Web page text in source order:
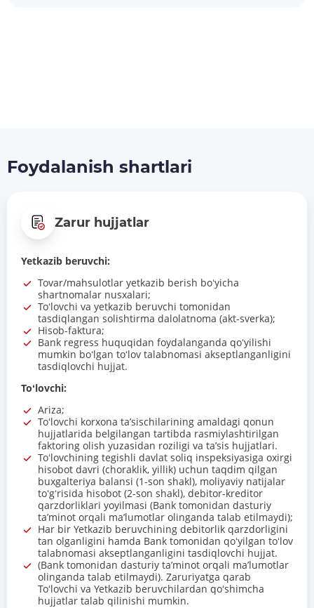
Foydalanish shartlari
Zarur hujjatlar
Yetkazib beruvchi:
Tovar/mahsulotlar yetkazib berish boʻyicha
shartnomalar nusxalari;
Toʻlovchi va yetkazib beruvchi tomonidan
tasdiqlangan solishtirma dalolatnoma (akt-sverka);
Hisob-faktura;
Bank regress huquqidan foydalanganda qoʻyilishi
mumkin boʻlgan toʻlov talabnomasi akseptlanganligini
tasdiqlovchi hujjat.
Toʻlovchi:
Ariza;
Toʻlovchi korxona taʼsischilarining amaldagi qonun
hujjatlarida belgilangan tartibda rasmiylashtirilgan
faktoring olish yuzasidan roziligi va taʼsis hujjatlari.
Toʻlovchining tegishli davlat soliq inspeksiyasiga oxirgi
hisobot davri (choraklik, yillik) uchun taqdim qilgan
buxgalteriya balansi (1-son shakl), moliyaviy natijalar
toʻgʻrisida hisobot (2-son shakl), debitor-kreditor
qarzdorliklari yoyilmasi (Bank tomonidan dasturiy
taʼminot orqali maʼlumotlar olinganda talab etilmaydi);
Har bir Yetkazib beruvchining debitorlik qarzdorligini
tan olganligini hamda Bank tomonidan qoʻyilgan toʻlov
talabnomasi akseptlanganligini tasdiqlovchi hujjat.
(Bank tomonidan dasturiy taʼminot orqali maʼlumotlar
olinganda talab etilmaydi). Zaruriyatga qarab
Toʻlovchi va Yetkazib beruvchilardan qoʻshimcha
hujjatlar talab qilinishi mumkin.